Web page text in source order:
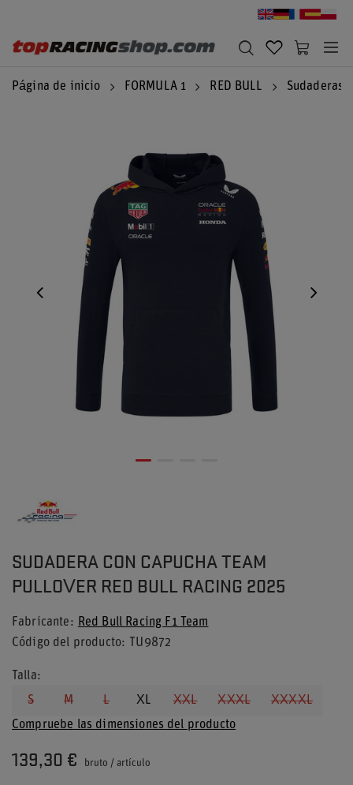
Página de inicio FORMULA 1 RED BULL Sudaderas
SUDADERA CON CAPUCHA TEAM
PULLOVER RED BULL RACING 2025
Fabricante
Red Bull Racing F1 Team
Código del producto
TU9872
Talla
S
M L XL XXL XXXL
XXXXL
Compruebe las dimensiones del producto
139,30 € bruto / artículo